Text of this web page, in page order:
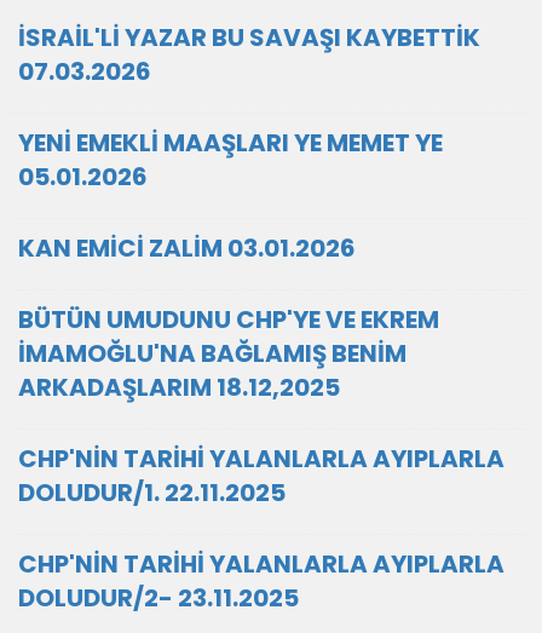
İSRAİL'Lİ YAZAR BU SAVAŞI KAYBETTİK
07.03.2026
YENİ EMEKLİ MAAŞLARI YE MEMET YE
05.01.2026
KAN EMİCİ ZALİM 03.01.2026
BÜTÜN UMUDUNU CHP'YE VE EKREM
İMAMOĞLU'NA BAĞLAMIŞ BENİM
ARKADAŞLARIM 18.12,2025
CHP'NİN TARİHİ YALANLARLA AYIPLARLA
DOLUDUR/1. 22.11.2025
CHP'NİN TARİHİ YALANLARLA AYIPLARLA
DOLUDUR/2- 23.11.2025